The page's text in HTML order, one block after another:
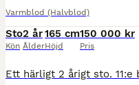
Varmblod (Halvblod)
Sto
Kön
2 år
Ålder
165 cm
Höjd
150 000 kr
Pris